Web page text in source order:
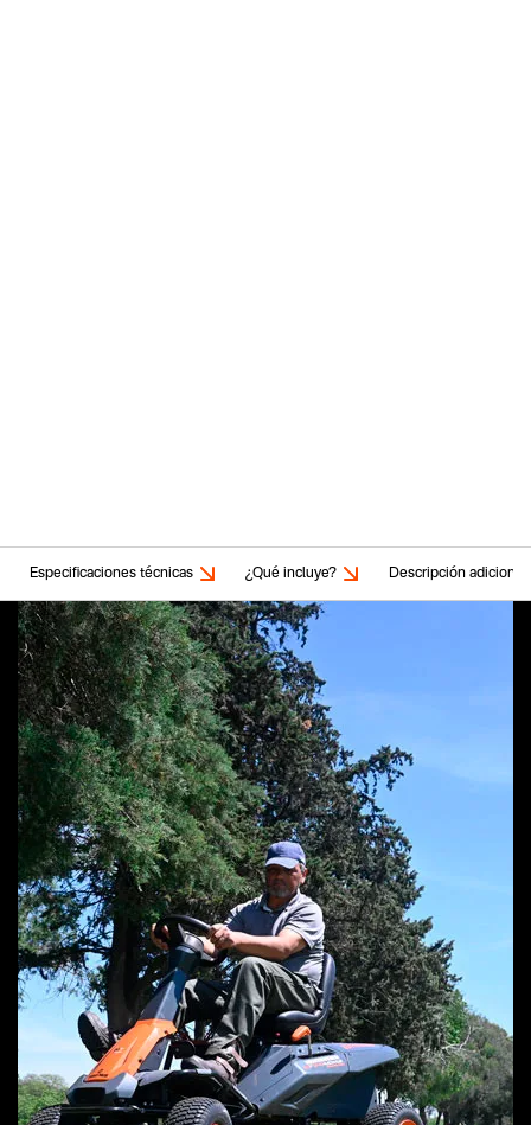
Especificaciones técnicas ¿Qué incluye? Descripción adicional